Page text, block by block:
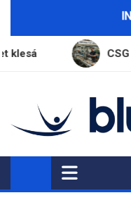
CSG hlásí 17,2%
Seriózní průvodce